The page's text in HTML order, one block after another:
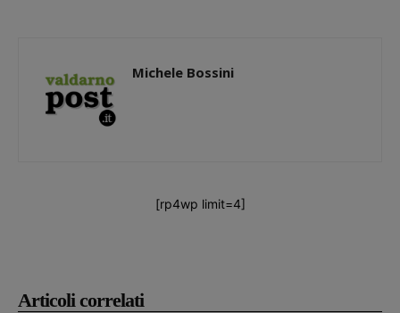
Articoli correlati
Michele Bossini
[rp4wp limit=4]